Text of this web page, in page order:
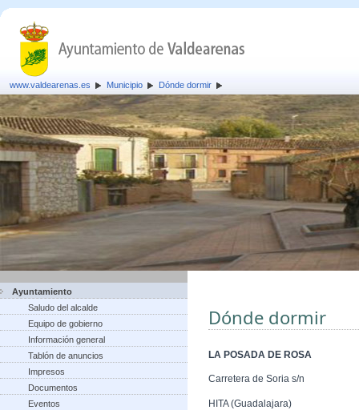
www.valdearenas.es Municipio Dónde dormir
Ayuntamiento
Saludo del alcalde
Equipo de gobierno
Información general
Tablón de anuncios
Impresos
Documentos
Eventos
Dónde dormir
LA POSADA DE ROSA
Carretera de Soria s/n
HITA (Guadalajara)